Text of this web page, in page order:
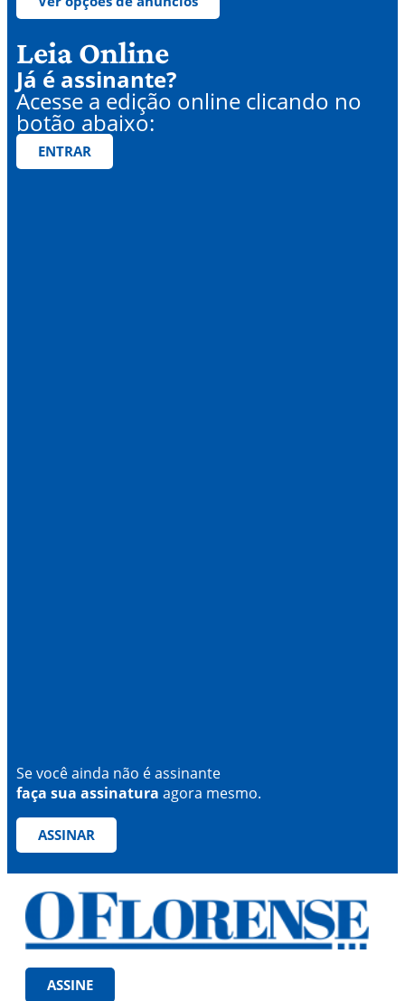
Leia Online
Já é assinante?
Acesse a edição online clicando no
botão abaixo:
ENTRAR
Se você ainda não é assinante
faça sua assinatura agora mesmo.
ASSINAR
ASSINE